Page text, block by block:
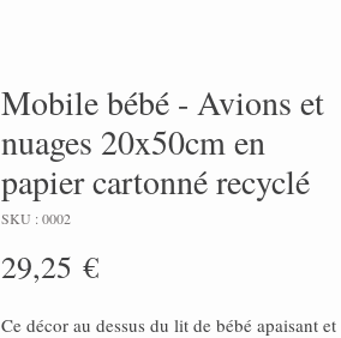
Mobile bébé - Avions et
nuages 20x50cm en
papier cartonné recyclé
SKU : 0002
29,25 €Prix
Ce décor au dessus du lit de bébé apaisant et